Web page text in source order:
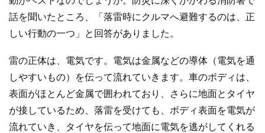
話を聞いたところ、「落雷時にクルマへ避難するのは、正
しい行動の一つ」と回答がありました。
雷の正体は、電気です。電気は金属などの導体（電気を通
しやすいもの）を伝って流れていきます。車のボディは、
表面がほとんど金属で囲われており、さらに地面とタイヤ
が接しているため、落雷を受けても、ボディ表面を電気が
流れていき、タイヤを伝って地面に電気を逃がしてくれる